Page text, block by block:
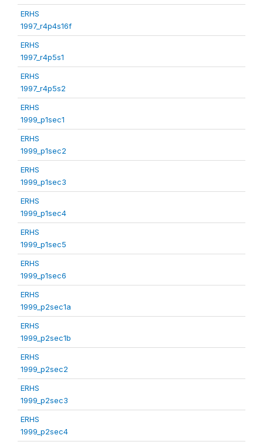
ERHS
1997_r4p4s16f
ERHS
1997_r4p5s1
ERHS
1997_r4p5s2
ERHS
1999_p1sec1
ERHS
1999_p1sec2
ERHS
1999_p1sec3
ERHS
1999_p1sec4
ERHS
1999_p1sec5
ERHS
1999_p1sec6
ERHS
1999_p2sec1a
ERHS
1999_p2sec1b
ERHS
1999_p2sec2
ERHS
1999_p2sec3
ERHS
1999_p2sec4